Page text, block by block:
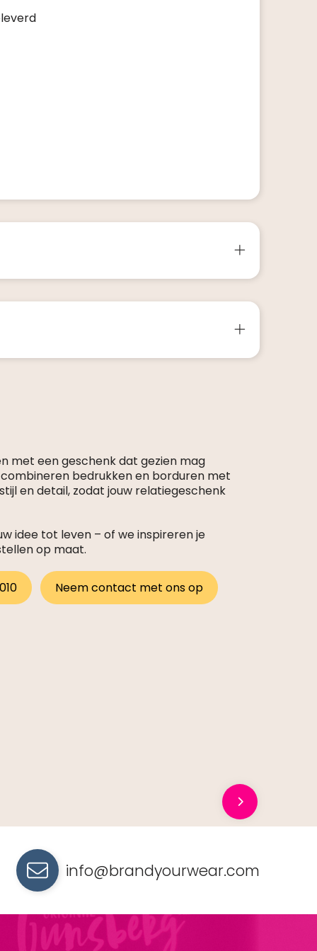
met een geschenk dat gezien mag
bedrukken en borduren met
en detail, zodat jouw relatiegeschenk
idee tot leven – of we inspireren je
op maat.
Neem contact met ons op
info@brandyourwear.com